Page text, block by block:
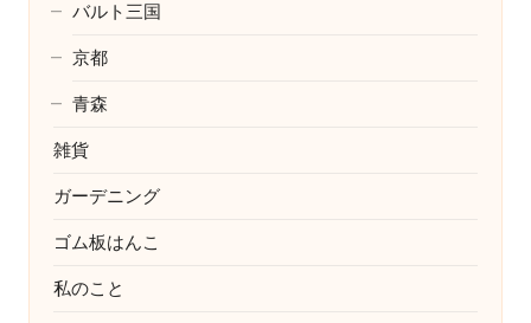
バルト三国
京都
青森
雑貨
ガーデニング
ゴム板はんこ
私のこと